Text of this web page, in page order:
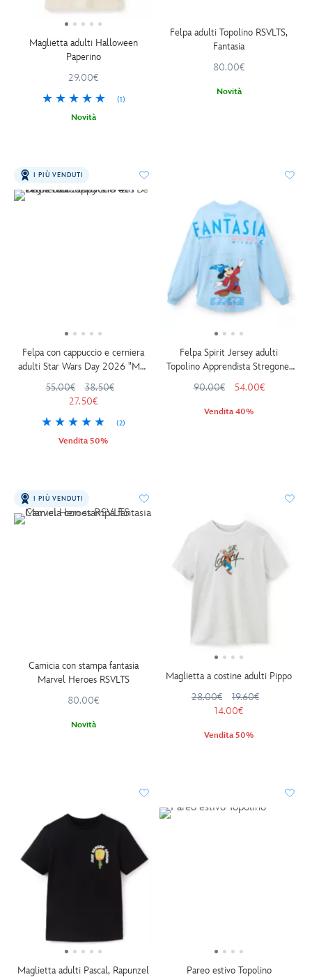
Maglietta adulti Halloween
Paperino
29.00€
(1)
Novità
Felpa adulti Topolino RSVLTS,
Fantasia
80.00€
Novità
I PIÙ VENDUTI
Felpa con cappuccio e cerniera
adulti Star Wars Day 2026 "May
55.00€
38.50€
27.50€
(2)
Vendita 50%
Felpa Spirit Jersey adulti
Topolino Apprendista Stregone,
90.00€ 54.00€
Vendita 40%
I PIÙ VENDUTI
Camicia con stampa fantasia
Marvel Heroes RSVLTS
80.00€
Novità
Maglietta a costine adulti Pippo
28.00€
19.60€
14.00€
Vendita 50%
Maglietta adulti Pascal, Rapunzel
Pareo estivo Topolino